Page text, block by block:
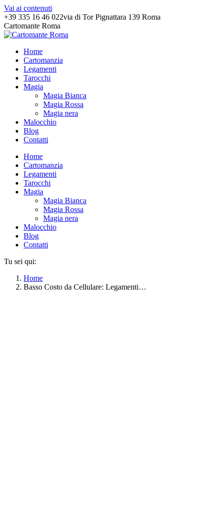
Vai ai contenuti
+39 335 16 46 022via di Tor Pignattara 139 Roma
Cartomante Roma
Home
Cartomanzia
Legamenti
Tarocchi
Magia
Magia Bianca
Magia Rossa
Magia nera
Malocchio
Blog
Contatti
Home
Cartomanzia
Legamenti
Tarocchi
Magia
Magia Bianca
Magia Rossa
Magia nera
Malocchio
Blog
Contatti
Tu sei qui:
Home
Basso Costo da Cellulare: Legamenti…